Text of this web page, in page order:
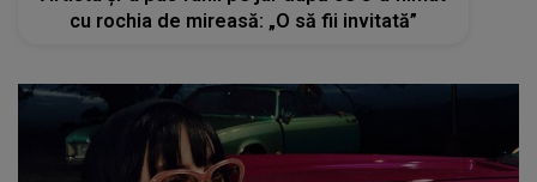
cu rochia de mireasă: „O să fii invitată”